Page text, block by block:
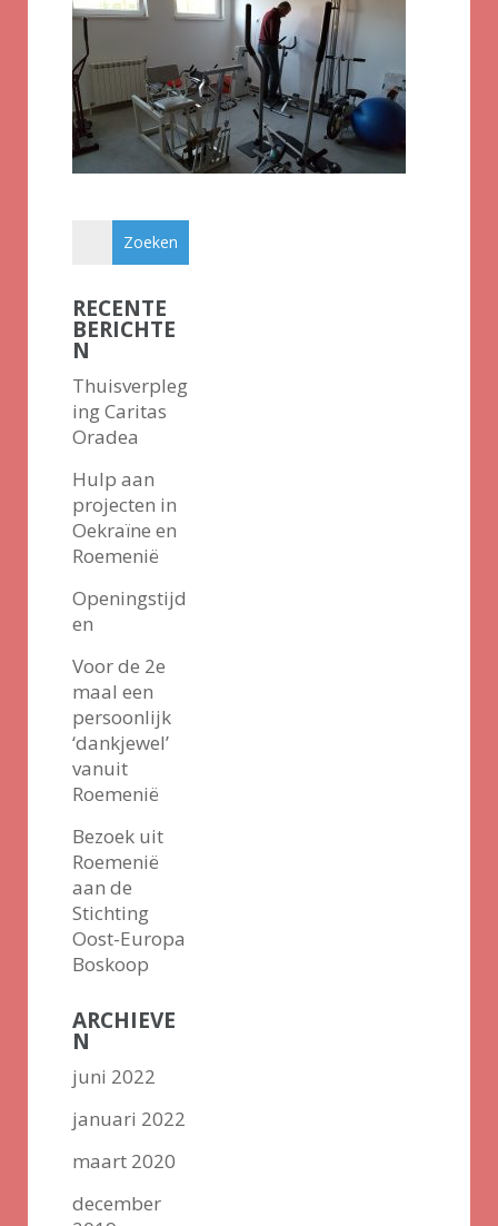
RECENTE
BERICHTE
N
Thuisverpleg
ing Caritas
Oradea
Hulp aan
projecten in
Oekraïne en
Roemenië
Openingstijd
en
Voor de 2e
maal een
persoonlijk
‘dankjewel’
vanuit
Roemenië
Bezoek uit
Roemenië
aan de
Stichting
Oost-Europa
Boskoop
ARCHIEVE
N
juni 2022
januari 2022
maart 2020
december